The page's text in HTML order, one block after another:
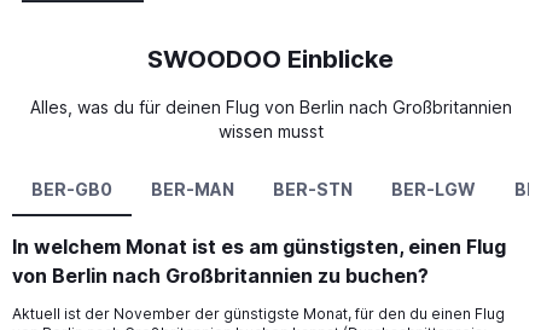
SWOODOO Einblicke
Alles, was du für deinen Flug von Berlin nach Großbritannien
wissen musst
BER-GB0 BER-MAN BER-STN BER-LGW
In welchem Monat ist es am günstigsten, einen Flug
von Berlin nach Großbritannien zu buchen?
Aktuell ist der November der günstigste Monat, für den du einen Flug